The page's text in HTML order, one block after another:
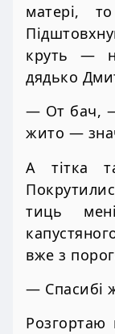
матері,
круть —
дядько
— От бач,
жито —
А тітка
тиць
вже з
— Спасибі
Розгортаю